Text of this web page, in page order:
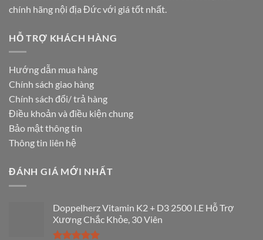
chính hãng nội địa Đức với giá tốt nhất.
HỖ TRỢ KHÁCH HÀNG
Hướng dẫn mua hàng
Chính sách giao hàng
Chính sách đổi/ trả hàng
Điều khoản và điều kiện chung
Bảo mật thông tin
Thông tin liên hệ
ĐÁNH GIÁ MỚI NHẤT
Doppelherz Vitamin K2 + D3 2500 I.E Hỗ Trợ
Xương Chắc Khỏe, 30 Viên